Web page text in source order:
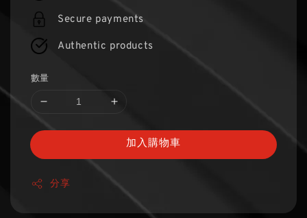
Secure payments
Authentic products
數量
加入購物車
分享